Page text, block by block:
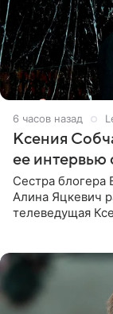
6 часов назад
Ксения
ее
Сестра
Алина Яцкевич
телеведущая